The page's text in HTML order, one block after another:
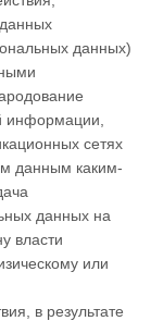
данных)
информации,
сетях
данным каким-
данных на
власти
или
в результате